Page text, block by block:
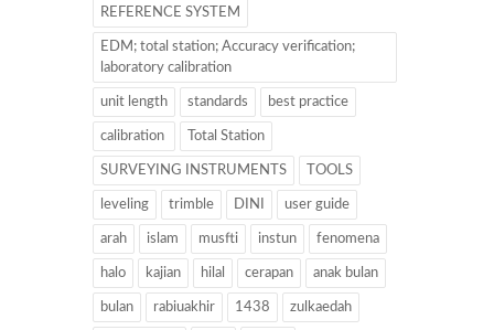
REFERENCE SYSTEM
EDM; total station; Accuracy verification;
laboratory calibration
unit length standards best practice
calibration Total Station
SURVEYING INSTRUMENTS TOOLS
leveling trimble DINI user guide
arah islam musfti instun fenomena
halo kajian hilal cerapan anak bulan
bulan rabiuakhir 1438 zulkaedah